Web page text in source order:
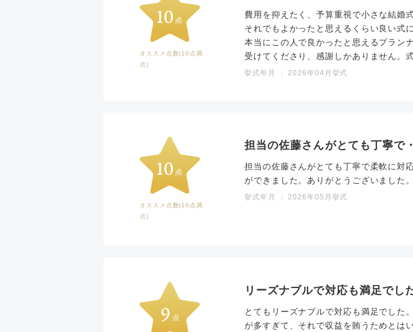
オススメ点数(10点満
点)
費用を抑えたく、予算重視で小さな結婚
それでもよかったと思えるくらい良い式
本当にこの人で良かったと思えるプラン
受けてくださり、感謝しかありません。
挙式年月 ： 2026年04月挙式
オススメ点数(10点満
点)
担当の佐藤さんがとても丁寧で
担当の佐藤さんがとても丁寧で柔軟に対
ができました。ありがとうございました。
挙式年月 ： 2026年05月挙式
リーズナブルで対応も満足でし
とてもリーズナブルで対応も満足でした
が多すぎて、それで収益を賄うためとは